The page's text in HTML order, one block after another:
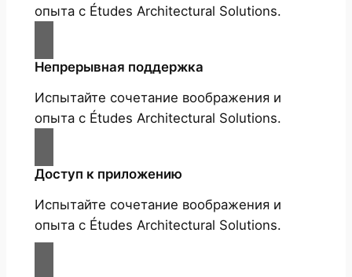
опыта с Études Architectural Solutions.
Непрерывная поддержка
Испытайте сочетание воображения и
опыта с Études Architectural Solutions.
Доступ к приложению
Испытайте сочетание воображения и
опыта с Études Architectural Solutions.